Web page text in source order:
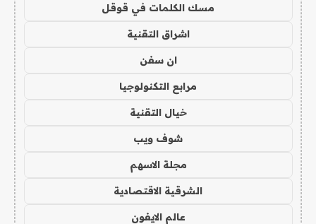
مسك الكلمات في قوقل
اشراق التقنية
ان سفن
مرابع التكنولوجيا
خيال التقنية
شوف ويب
مجلة الاسهم
الشرقية الاقتصادية
عالم الايفون